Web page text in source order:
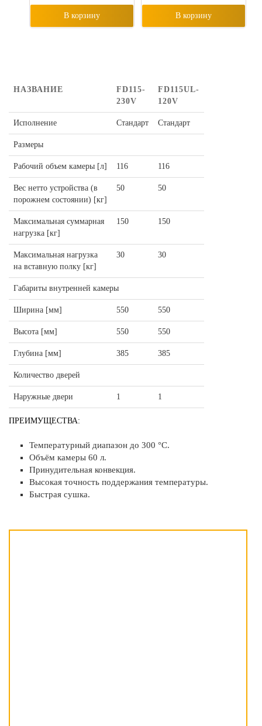
В корзину В корзину
НАЗВАНИЕ
FD115-
230V
FD115UL-
120V
Исполнение Стандарт Стандарт
Размеры
Рабочий объем камеры [л] 116 116
Вес нетто устройства (в
порожнем состоянии) [кг]
50 50
Максимальная суммарная
нагрузка [кг]
150 150
Максимальная нагрузка
на вставную полку [кг]
30 30
Габариты внутренней камеры
Ширина [мм] 550 550
Высота [мм] 550 550
Глубина [мм] 385 385
Количество дверей
Наружные двери 1 1
ПРЕИМУЩЕСТВА:
Температурный диапазон до 300 °C.
Объём камеры 60 л.
Принудительная конвекция.
Высокая точность поддержания температуры.
Быстрая сушка.